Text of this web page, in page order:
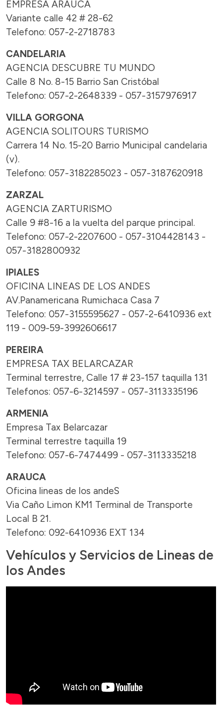
EMPRESA ARAUCA
Variante calle 42 # 28-62
Telefono: 057-2-2718783
CANDELARIA
AGENCIA DESCUBRE TU MUNDO
Calle 8 No. 8-15 Barrio San Cristóbal
Telefono: 057-2-2648339 - 057-3157976917
VILLA GORGONA
AGENCIA SOLITOURS TURISMO
Carrera 14 No. 15-20 Barrio Municipal candelaria
(v).
Telefono: 057-3182285023 - 057-3187620918
ZARZAL
AGENCIA ZARTURISMO
Calle 9 #8-16 a la vuelta del parque principal.
Telefono: 057-2-2207600 - 057-3104428143 -
057-3182800932
IPIALES
OFICINA LINEAS DE LOS ANDES
AV.Panamericana Rumichaca Casa 7
Telefono: 057-3155595627 - 057-2-6410936 ext
119 - 009-59-3992606617
PEREIRA
EMPRESA TAX BELARCAZAR
Terminal terrestre, Calle 17 # 23-157 taquilla 131
Telefonos: 057-6-3214597 - 057-3113335196
ARMENIA
Empresa Tax Belarcazar
Terminal terrestre taquilla 19
Telefono: 057-6-7474499 - 057-3113335218
ARAUCA
Oficina lineas de los andeS
Via Caño Limon KM1 Terminal de Transporte
Local B 21.
Telefono: 092-6410936 EXT 134
Vehículos y Servicios de Lineas de
los Andes